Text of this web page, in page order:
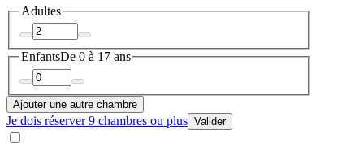
Adultes
EnfantsDe 0 à 17 ans
Ajouter une autre chambre
Je dois réserver 9 chambres ou plus Valider